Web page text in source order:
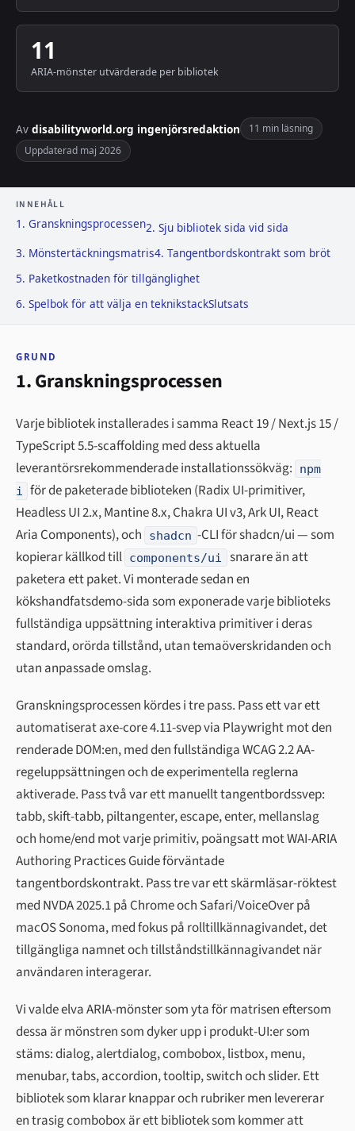
11
ARIA-mönster utvärderade per bibliotek
Av disabilityworld.org ingenjörsredaktion
11 min läsning
Uppdaterad maj 2026
INNEHÅLL
1. Granskningsprocessen2. Sju bibliotek sida vid sida
3. Mönstertäckningsmatris4. Tangentbordskontrakt som bröt
5. Paketkostnaden för tillgänglighet
6. Spelbok för att välja en teknikstackSlutsats
GRUND
1. Granskningsprocessen
Varje bibliotek installerades i samma React 19 / Next.js 15 /
TypeScript 5.5-scaffolding med dess aktuella
leverantörsrekommenderade installationssökväg:
npm
i
för de paketerade biblioteken (Radix UI-primitiver,
Headless UI 2.x, Mantine 8.x, Chakra UI v3, Ark UI, React
Aria Components), och
shadcn -CLI för shadcn/ui — som
kopierar källkod till components/ui
snarare än att
paketera ett paket. Vi monterade sedan en
kökshandfatsdemo-sida som exponerade varje biblioteks
fullständiga uppsättning interaktiva primitiver i deras
standard, orörda tillstånd, utan temaöverskridanden och
utan anpassade omslag.
Granskningsprocessen kördes i tre pass. Pass ett var ett
automatiserat axe-core 4.11-svep via Playwright mot den
renderade DOM:en, med den fullständiga WCAG 2.2 AA-
regeluppsättningen och de experimentella reglerna
aktiverade. Pass två var ett manuellt tangentbordssvep:
tabb, skift-tabb, piltangenter, escape, enter, mellanslag
och home/end mot varje primitiv, poängsatt mot WAI-ARIA
Authoring Practices Guide förväntade
tangentbordskontrakt. Pass tre var ett skärmläsar-röktest
med NVDA 2025.1 på Chrome och Safari/VoiceOver på
macOS Sonoma, med fokus på rolltillkännagivandet, det
tillgängliga namnet och tillståndstillkännagivandet när
användaren interagerar.
Vi valde elva ARIA-mönster som yta för matrisen eftersom
dessa är mönstren som dyker upp i produkt-UI:er som
stäms: dialog, alertdialog, combobox, listbox, menu,
menubar, tabs, accordion, tooltip, switch och slider. Ett
bibliotek som klarar knappar och rubriker men levererar
en trasig combobox är ett bibliotek som kommer att